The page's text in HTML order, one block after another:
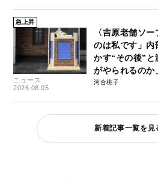
急上昇
ニュース
2026.08.05
〈吉原老舗ソ
のは私です」内
かす“その後”
がやられるのか
河合桃子
新着記事一覧を見